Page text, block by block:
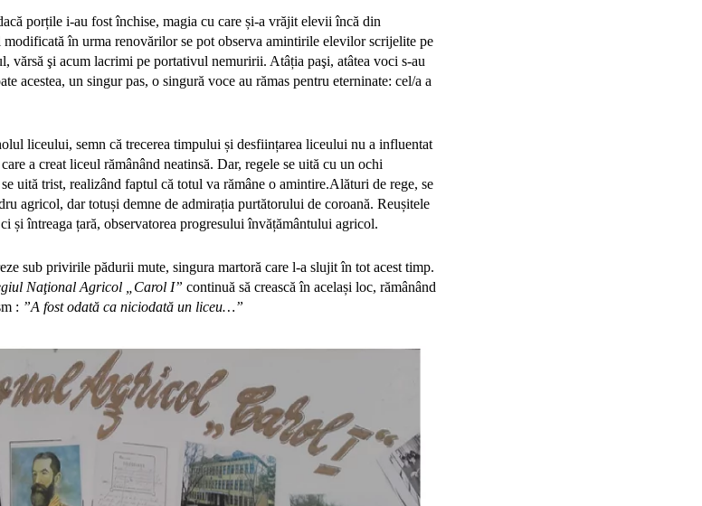
porțile i-au fost închise, magia cu care și-a vrăjit elevii încă din
în urma renovărilor se pot observa amintirile elevilor scrijelite pe
vărsă şi acum lacrimi pe portativul nemuririi. Atâția paşi, atâtea voci s-au
acestea, un singur pas, o singură voce au rămas pentru eterninate: cel/a a
liceului, semn că trecerea timpului și desființarea liceului nu a influentat
a creat liceul rămânând neatinsă. Dar, regele se uită cu un ochi
uită trist, realizând faptul că totul va rămâne o amintire.Alături de rege, se
agricol, dar totuși demne de admirația purtătorului de coroană. Reușitele
întreaga țară, observatorea progresului învățământului agricol.
sub privirile pădurii mute, singura martoră care l-a slujit în tot acest timp.
Naţional Agricol „Carol I” continuă să crească în același loc, rămânând
: ”A fost odată ca niciodată un liceu…”